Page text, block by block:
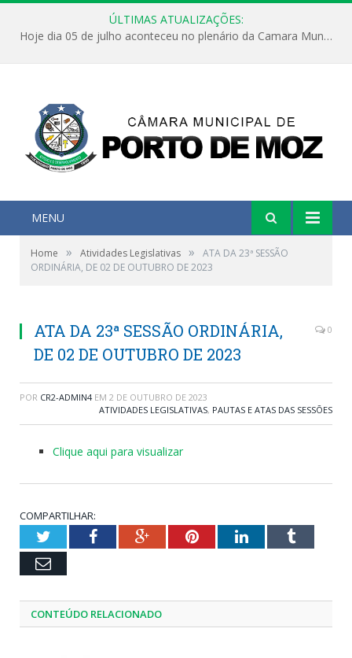
ÚLTIMAS ATUALIZAÇÕES:
Hoje dia 05 de julho aconteceu no plenário da Camara Municipal de Porto de Moz a Sessão Solene de Abertura dos Trabalhos Legislativos 2º Período da 23ª Legislatura
MENU
Home » Atividades Legislativas »
ATA DA 23ª SESSÃO
ORDINÁRIA, DE 02 DE OUTUBRO DE 2023
ATA DA 23ª SESSÃO ORDINÁRIA,
DE 02 DE OUTUBRO DE 2023
0
POR CR2-ADMIN4 EM 2 DE OUTUBRO DE 2023
ATIVIDADES LEGISLATIVAS, PAUTAS E ATAS DAS SESSÕES
Clique aqui para visualizar
COMPARTILHAR:
TwitterFacebookGoogle+PinterestLinkedInTumblr
Email
CONTEÚDO RELACIONADO